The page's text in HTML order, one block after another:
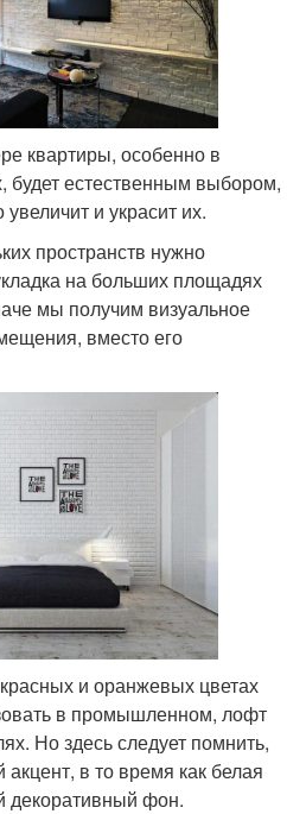
квартиры, особенно в
естественным выбором,
и украсит их.
пространств нужно
на больших площадях
мы получим визуальное
вместо его
и оранжевых цветах
в промышленном, лофт
Но здесь следует помнить,
в то время как белая
декоративный фон.